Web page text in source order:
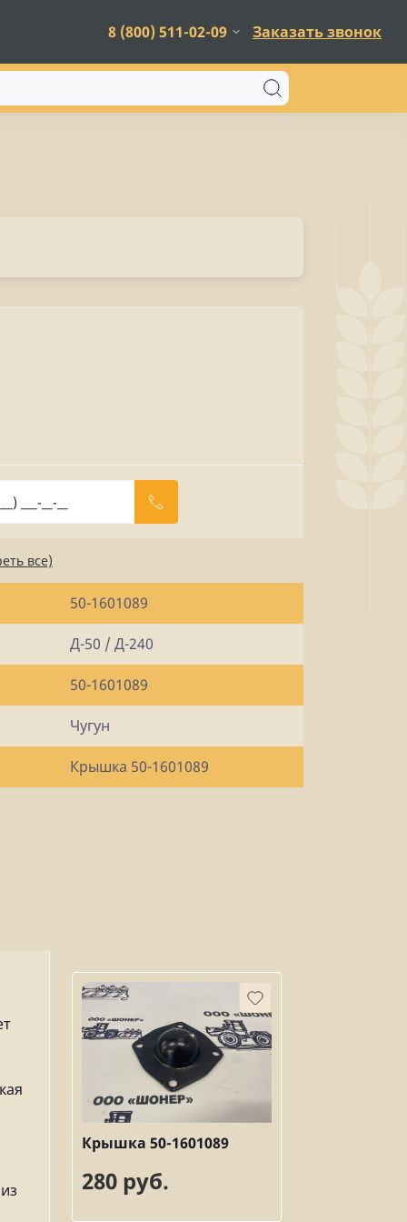
8 (800) 511-02-09 Заказать звонок
все)
50-1601089
Д-50 / Д-240
50-1601089
Чугун
Крышка 50-1601089
Крышка 50-1601089
280 руб.